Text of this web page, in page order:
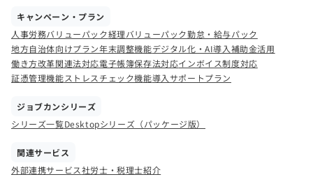
キャンペーン・プラン
人事労務バリューパック経理バリューパック勤怠・給与パック
地方自治体向けプラン年末調整機能デジタル化・AI導入補助金活用
働き方改革関連法対応電子帳簿保存法対応インボイス制度対応
証憑管理機能ストレスチェック機能導入サポートプラン
ジョブカンシリーズ
シリーズ一覧Desktopシリーズ（パッケージ版）
関連サービス
外部連携サービス社労士・税理士紹介